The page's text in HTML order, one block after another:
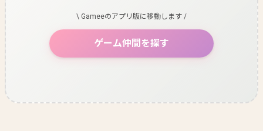
\ Gameeのアプリ版に移動します /
ゲーム仲間を探す